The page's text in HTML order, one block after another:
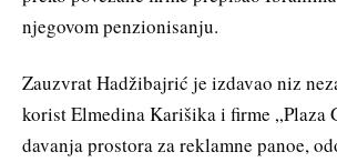
njegovom penzionisanju.
Zauzvrat Hadžibajrić je izdavao niz
korist Elmedina Karišika i firme „Plaza
davanja prostora za reklamne panoe,